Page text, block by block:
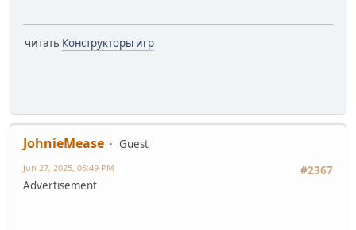
читать Конструкторы игр
JohnieMease
Guest
#2367
Jun 27, 2025, 05:49 PM
Advertisement